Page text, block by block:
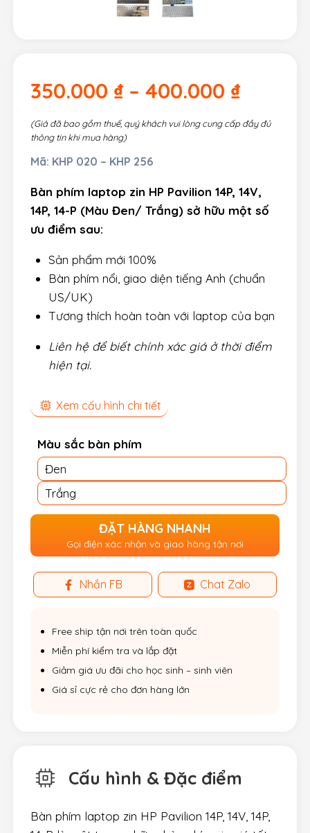
350.000 ₫ – 400.000 ₫
(Giá đã bao gồm thuế, quý khách vui lòng cung cấp đầy đủ
thông tin khi mua hàng)
Mã: KHP 020 – KHP 256
Bàn phím laptop zin HP Pavilion 14P, 14V,
14P, 14-P (Màu Đen/ Trắng) sở hữu một số
ưu điểm sau:
Sản phẩm mới 100%
Bàn phím nổi, giao diện tiếng Anh (chuẩn
US/UK)
Tương thích hoàn toàn với laptop của bạn
Liên hệ để biết chính xác giá ở thời điểm
hiện tại.
Xem cấu hình chi tiết
Màu sắc bàn phím
Đen
Trắng
ĐẶT HÀNG NHANH
Gọi điện xác nhận và giao hàng tận nơi
Nhắn FB Chat Zalo
Free ship tận nơi trên toàn quốc
Miễn phí kiểm tra và lắp đặt
Giảm giá ưu đãi cho học sinh – sinh viên
Giá sỉ cực rẻ cho đơn hàng lớn
Cấu hình & Đặc điểm
Bàn phím laptop zin HP Pavilion 14P, 14V, 14P,